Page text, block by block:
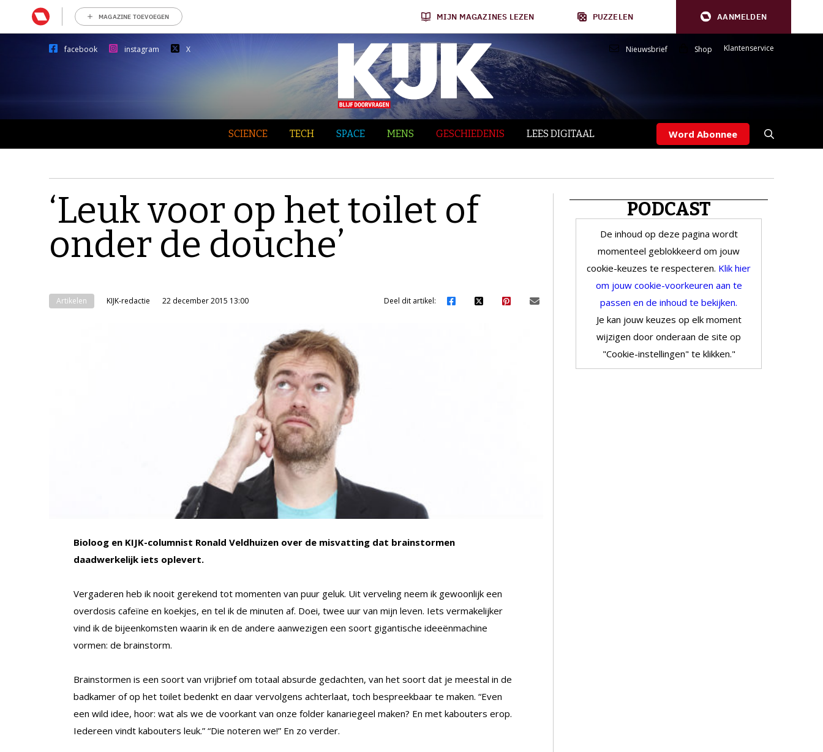
MAGAZINE TOEVOEGEN MIJN MAGAZINES LEZEN PUZZELEN AANMELDEN
facebook instagram X Nieuwsbrief Shop Klantenservice
SCIENCE TECH SPACE MENS GESCHIEDENIS LEES DIGITAAL Word Abonnee
‘Leuk voor op het toilet of
onder de douche’
Artikelen KIJK-redactie 22 december 2015 13:00 Deel dit artikel:
Bioloog en KIJK-columnist Ronald Veldhuizen over de misvatting dat brainstormen
daadwerkelijk iets oplevert.
Vergaderen heb ik nooit gerekend tot momenten van puur geluk. Uit verveling neem ik gewoonlijk een
overdosis cafeïne en koekjes, en tel ik de minuten af. Doei, twee uur van mijn leven. Iets vermakelijker
vind ik de bijeenkomsten waarin ik en de andere aanwezigen een soort gigantische ideeënmachine
vormen: de brainstorm.
Brainstormen is een soort van vrijbrief om totaal absurde gedachten, van het soort dat je meestal in de
badkamer of op het toilet bedenkt en daar vervolgens achterlaat, toch bespreekbaar te maken. “Even
een wild idee, hoor: wat als we de voorkant van onze folder kanariegeel maken? En met kabouters erop.
Iedereen vindt kabouters leuk.” “Die noteren we!” En zo verder.
PODCAST
De inhoud op deze pagina wordt
momenteel geblokkeerd om jouw
cookie-keuzes te respecteren. Klik hier
om jouw cookie-voorkeuren aan te
passen en de inhoud te bekijken.
Je kan jouw keuzes op elk moment
wijzigen door onderaan de site op
"Cookie-instellingen" te klikken."